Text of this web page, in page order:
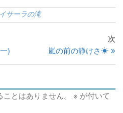
サーラの滝
)
次
嵐の前の静けさ☀
とはありません。 ※ が付いて